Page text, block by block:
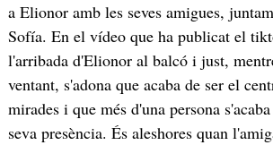
a Elionor amb les seves amigues,
Sofía. En el vídeo que ha publicat el
l'arribada d'Elionor al balcó i just,
ventant, s'adona que acaba de ser el
mirades i que més d'una persona
seva presència. És aleshores quan